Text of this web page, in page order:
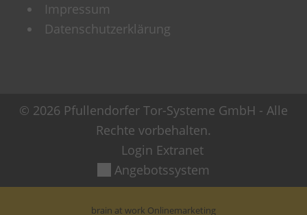
Impressum
Datenschutzerklärung
© 2026 Pfullendorfer Tor-Systeme GmbH - Alle
Rechte vorbehalten.
Login Extranet
Angebotssystem
brain at work Onlinemarketing